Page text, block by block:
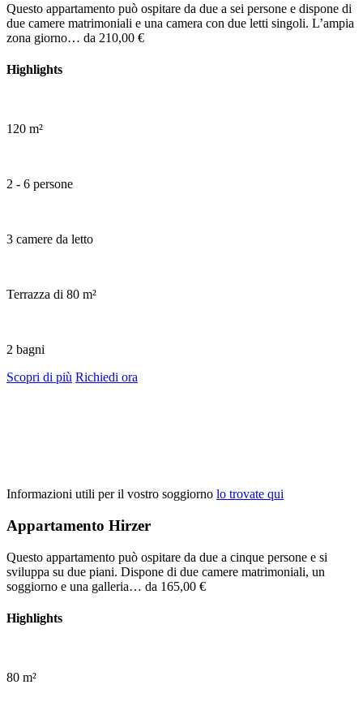
Questo appartamento può ospitare da due a sei persone e dispone di
due camere matrimoniali e una camera con due letti singoli. L’ampia
zona giorno… da 210,00 €
Highlights
120 m²
2 - 6 persone
3 camere da letto
Terrazza di 80 m²
2 bagni
Scopri di più Richiedi ora
Informazioni utili per il vostro soggiorno lo trovate qui
Appartamento Hirzer
Questo appartamento può ospitare da due a cinque persone e si
sviluppa su due piani. Dispone di due camere matrimoniali, un
soggiorno e una galleria… da 165,00 €
Highlights
80 m²